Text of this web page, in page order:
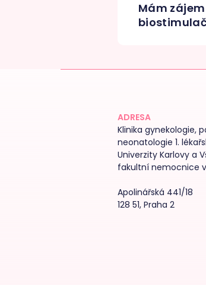
Mám
ADRESA
Klinika gynekologie,
neonatologie 1.
Univerzity Karlovy a
fakultní nemocnice
Apolinářská 441/18
128 51, Praha 2